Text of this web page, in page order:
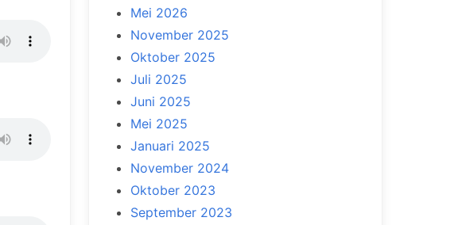
Mei 2026
November 2025
Oktober 2025
Juli 2025
Juni 2025
Mei 2025
Januari 2025
November 2024
Oktober 2023
September 2023